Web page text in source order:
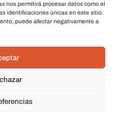
nos permitirá procesar datos como el
identificaciones únicas en este sitio.
puede afectar negativamente a
y colonias
Contacto
20 50015 Zaragoza